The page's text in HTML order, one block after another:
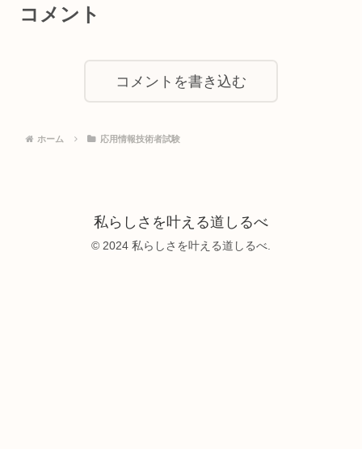
コメント
コメントを書き込む
ホーム 応用情報技術者試験
私らしさを叶える道しるべ
© 2024 私らしさを叶える道しるべ.